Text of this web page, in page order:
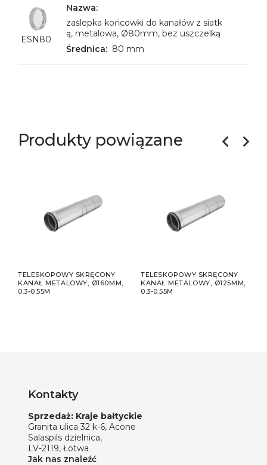
ESN80
zaślepka końcowki do kanałów z siatk
ą, metalowa, Ø80mm, bez uszczelką
80 mm
Produkty powiązane
TELESKOPOWY SKRĘCONY
KANAŁ METALOWY, Ø160MM,
0.3-0.55M
TELESKOPOWY SKRĘCONY
KANAŁ METALOWY, Ø125MM,
0.3-0.55M
Kontakty
Sprzedaż: Kraje bałtyckie
Granita ulica 32 k-6, Acone
Salaspils dzielnica,
LV-2119, Łotwa
Jak nas znaleźć